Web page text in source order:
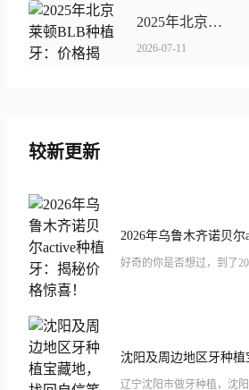
2025年北京莱顿BLB种植牙：价格揭秘，贵得值不值？
2026-07-11
较新更新